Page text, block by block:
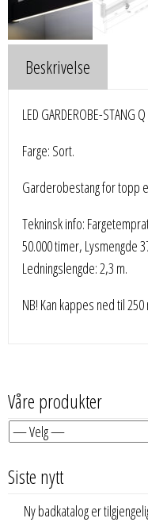
Beskrivelse
LED GARDEROBE-STANG
Farge: Sort.
Garderobestang for topp
Tekninsk info:
50.000 timer, Lysmengde
Ledningslengde: 2,3 m.
NB! Kan kappes ned til
Våre produkter
Siste nytt
Ny badkatalog er